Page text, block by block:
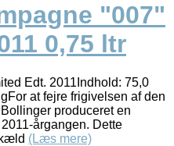
"007"
0,75 ltr
Edt. 2011Indhold: 75,0
at fejre frigivelsen af den
produceret en
årgangen. Dette
(Læs mere)